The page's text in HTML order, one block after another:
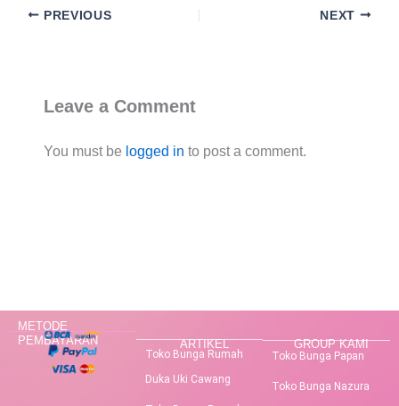
PREVIOUS NEXT
Leave a Comment
You must be logged in to post a comment.
METODE
PEMBAYARAN
ARTIKEL
Toko Bunga Rumah
Duka Uki Cawang
GROUP KAMI
Toko Bunga Papan
Toko Bunga Nazura